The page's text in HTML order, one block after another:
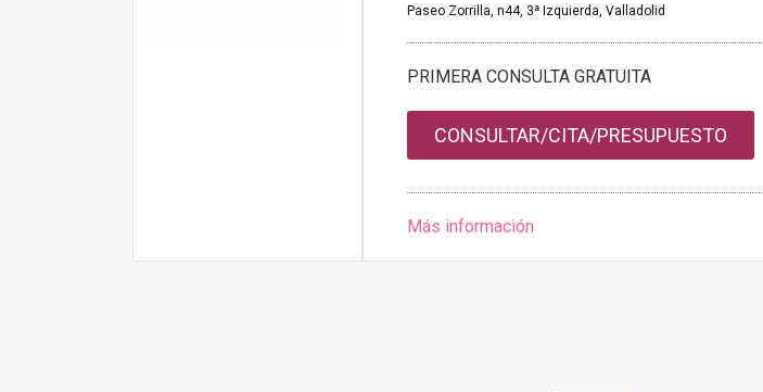
Paseo Zorrilla, n44, 3ª Izquierda, Valladolid
PRIMERA CONSULTA GRATUITA
CONSULTAR/CITA/PRESUPUESTO
Más información